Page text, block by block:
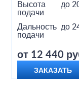
Высота
подачи
до
Дальность
подачи
до
от 12 440
ЗАКАЗАТЬ